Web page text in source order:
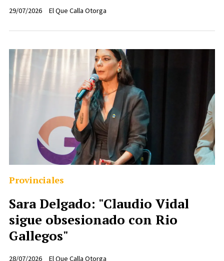
El Que Calla Otorga
29/07/2026
Sara Delgado: "Claudio Vidal
sigue obsesionado con Rio
Gallegos"
El Que Calla Otorga
Provinciales
28/07/2026